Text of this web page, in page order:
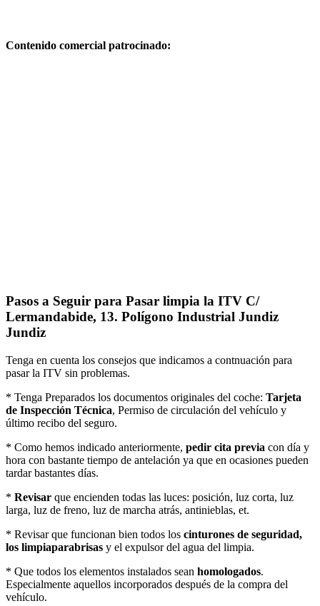
Contenido comercial patrocinado:
Pasos a Seguir para Pasar limpia la ITV C/
Lermandabide, 13. Polígono Industrial Jundiz
Jundiz
Tenga en cuenta los consejos que indicamos a contnuación para
pasar la ITV sin problemas.
* Tenga Preparados los documentos originales del coche: Tarjeta
de Inspección Técnica, Permiso de circulación del vehículo y
último recibo del seguro.
* Como hemos indicado anteriormente, pedir cita previa con día y
hora con bastante tiempo de antelación ya que en ocasiones pueden
tardar bastantes días.
* Revisar que encienden todas las luces: posición, luz corta, luz
larga, luz de freno, luz de marcha atrás, antinieblas, et.
* Revisar que funcionan bien todos los cinturones de seguridad,
los limpiaparabrisas y el expulsor del agua del limpia.
* Que todos los elementos instalados sean homologados.
Especialmente aquellos incorporados después de la compra del
vehículo.